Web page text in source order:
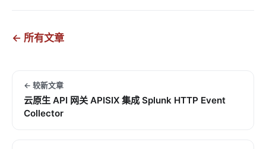
← 所有文章
← 较新文章
云原生 API 网关 APISIX 集成 Splunk HTTP Event
Collector